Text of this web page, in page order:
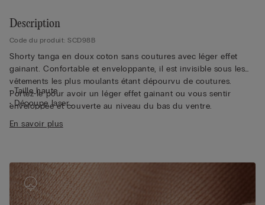
Description
Code du produit: SCD98B
Shorty tanga en doux coton sans coutures avec léger effet
gainant. Confortable et enveloppante, il est invisible sous les
vêtements les plus moulants étant dépourvu de coutures.
Portez-le pour avoir un léger effet gainant ou vous sentir
enveloppée et couverte au niveau du bas du ventre.
• Taille haute
• Découpe laser
• Coupe ajustée
En savoir plus